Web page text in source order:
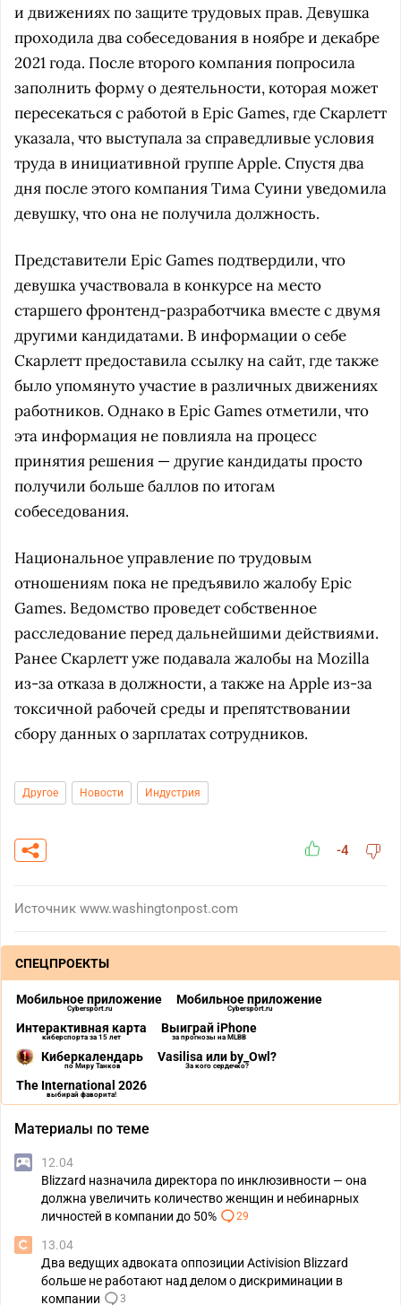
и движениях по защите трудовых прав. Девушка
проходила два собеседования в ноябре и декабре
2021 года. После второго компания попросила
заполнить форму о деятельности, которая может
пересекаться с работой в Epic Games, где Скарлетт
указала, что выступала за справедливые условия
труда в инициативной группе Apple. Спустя два
дня после этого компания Тима Суини уведомила
девушку, что она не получила должность.
Представители Epic Games подтвердили, что
девушка участвовала в конкурсе на место
старшего фронтенд-разработчика вместе с двумя
другими кандидатами. В информации о себе
Скарлетт предоставила ссылку на сайт, где также
было упомянуто участие в различных движениях
работников. Однако в Epic Games отметили, что
эта информация не повлияла на процесс
принятия решения — другие кандидаты просто
получили больше баллов по итогам
собеседования.
Национальное управление по трудовым
отношениям пока не предъявило жалобу Epic
Games. Ведомство проведет собственное
расследование перед дальнейшими действиями.
Ранее Скарлетт уже подавала жалобы на Mozilla
из-за отказа в должности, а также на Apple из-за
токсичной рабочей среды и препятствовании
сбору данных о зарплатах сотрудников.
Другое Новости Индустрия
-4
Источник www.washingtonpost.com
СПЕЦПРОЕКТЫ
Мобильное приложение
Cybersport.ru
Мобильное приложение
Cybersport.ru
Интерактивная карта
киберспорта за 15 лет
Выиграй iPhone
за прогнозы на MLBB
Киберкалендарь
по Миру Танков
Vasilisa или by_Owl?
За кого сердечко?
The International 2026
выбирай фаворита!
Материалы по теме
12.04
Blizzard назначила директора по инклюзивности — она
должна увеличить количество женщин и небинарных
личностей в компании до 50%
29
13.04
Два ведущих адвоката оппозиции Activision Blizzard
больше не работают над делом о дискриминации в
компании
3